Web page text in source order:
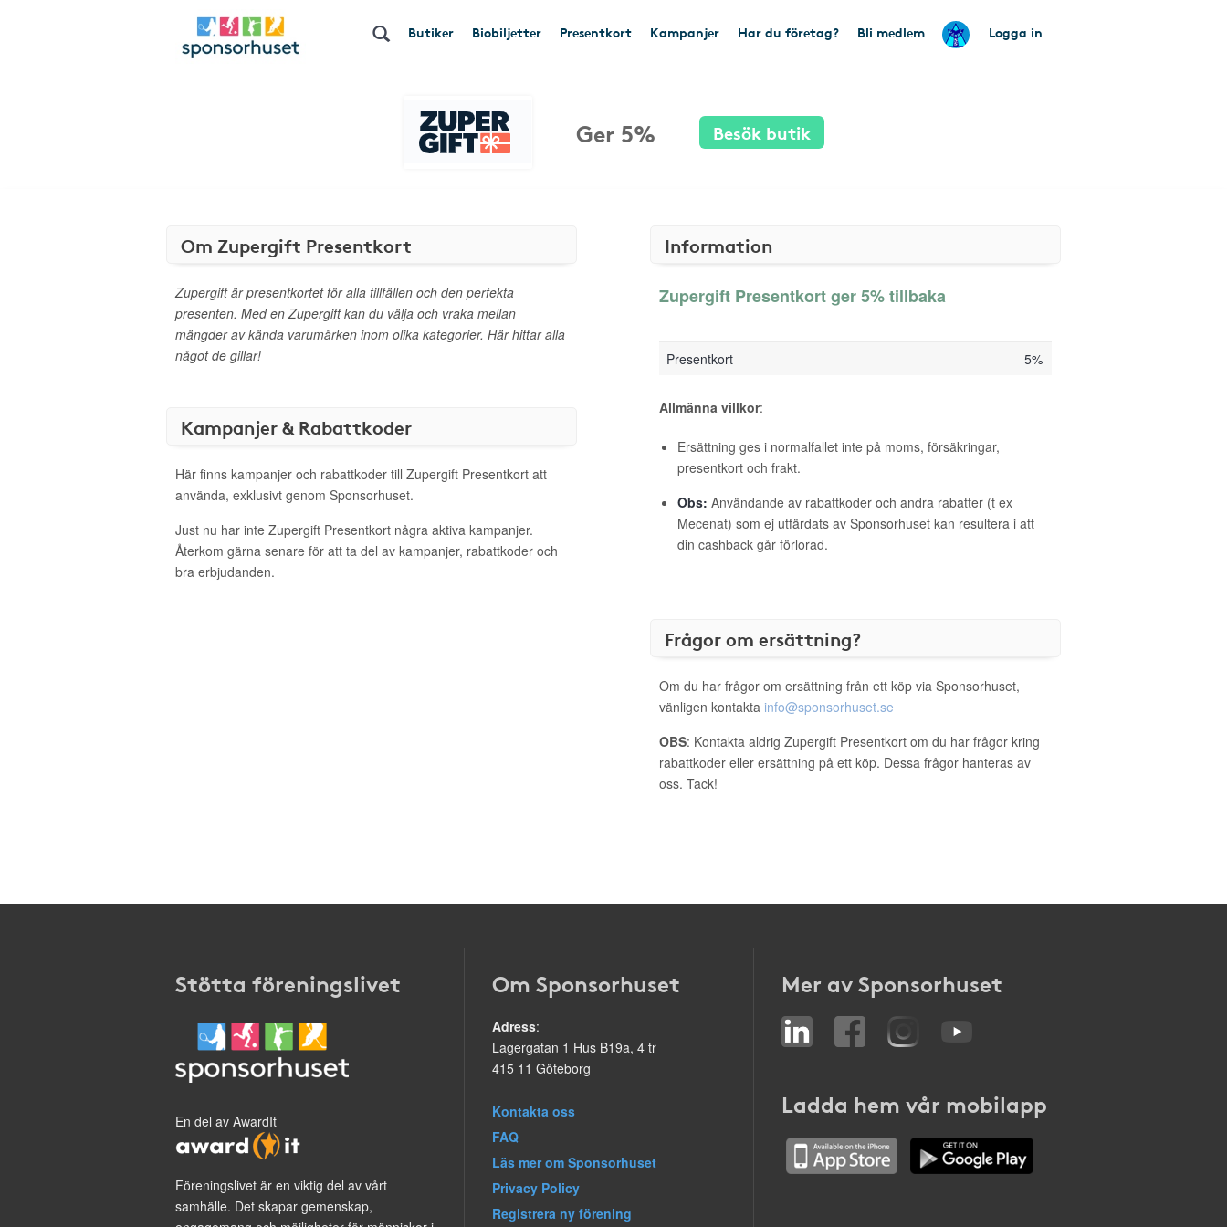
Butiker Biobiljetter Presentkort Kampanjer Har du företag? Bli medlem Logga in
Ger 5% Besök butik
Om Zupergift Presentkort
Zupergift är presentkortet för alla tillfällen och den perfekta
presenten. Med en Zupergift kan du välja och vraka mellan
mängder av kända varumärken inom olika kategorier. Här hittar alla
något de gillar!
Kampanjer & Rabattkoder
Här finns kampanjer och rabattkoder till Zupergift Presentkort att
använda, exklusivt genom Sponsorhuset.
Just nu har inte Zupergift Presentkort några aktiva kampanjer.
Återkom gärna senare för att ta del av kampanjer, rabattkoder och
bra erbjudanden.
Information
Zupergift Presentkort ger 5% tillbaka
Presentkort 5%
Allmänna villkor:
Ersättning ges i normalfallet inte på moms, försäkringar,
presentkort och frakt.
Obs: Användande av rabattkoder och andra rabatter (t ex
Mecenat) som ej utfärdats av Sponsorhuset kan resultera i att
din cashback går förlorad.
Frågor om ersättning?
Om du har frågor om ersättning från ett köp via Sponsorhuset,
vänligen kontakta info@sponsorhuset.se
OBS: Kontakta aldrig Zupergift Presentkort om du har frågor kring
rabattkoder eller ersättning på ett köp. Dessa frågor hanteras av
oss. Tack!
Stötta föreningslivet
En del av AwardIt
Föreningslivet är en viktig del av vårt
samhälle. Det skapar gemenskap,
Om Sponsorhuset
Adress:
Lagergatan 1 Hus B19a, 4 tr
415 11 Göteborg
Kontakta oss
FAQ
Läs mer om Sponsorhuset
Privacy Policy
Registrera ny förening
Mer av Sponsorhuset
Ladda hem vår mobilapp